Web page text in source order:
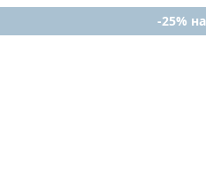
-25%